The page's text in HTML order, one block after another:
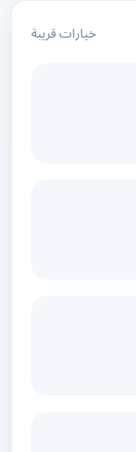
خيارات قريبة